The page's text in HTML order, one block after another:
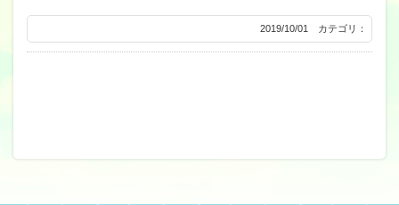
2019/10/01 カテゴリ：